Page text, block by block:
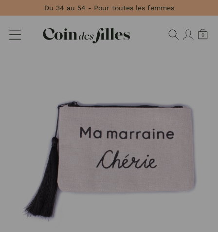
Du 34 au 54 - Pour toutes les femmes
0
Panneau de gestion des cookies